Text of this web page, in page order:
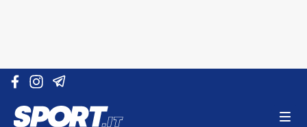
Vai al contenuto